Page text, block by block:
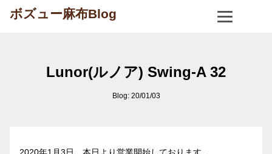
ボズュー麻布Blog
Lunor(ルノア) Swing-A 32
Blog: 20/01/03